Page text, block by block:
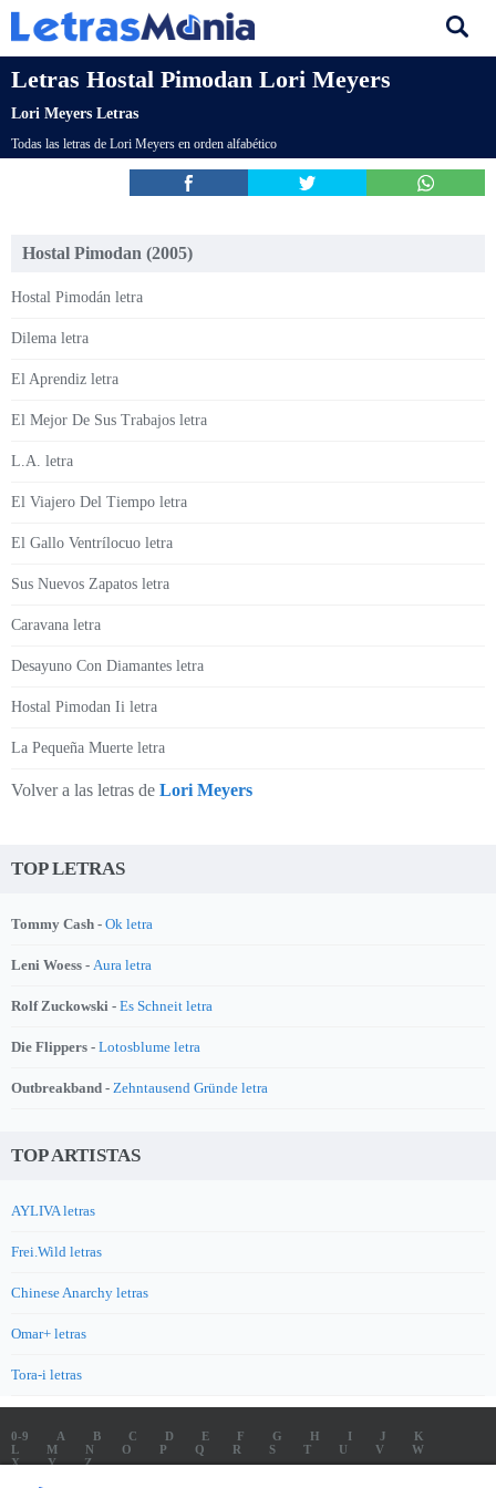
Letras Hostal Pimodan Lori Meyers
Lori Meyers Letras
Todas las letras de Lori Meyers en orden alfabético
Hostal Pimodan (2005)
Hostal Pimodán letra
Dilema letra
El Aprendiz letra
El Mejor De Sus Trabajos letra
L.A. letra
El Viajero Del Tiempo letra
El Gallo Ventrílocuo letra
Sus Nuevos Zapatos letra
Caravana letra
Desayuno Con Diamantes letra
Hostal Pimodan Ii letra
La Pequeña Muerte letra
Volver a las letras de Lori Meyers
TOP LETRAS
Tommy Cash - Ok letra
Leni Woess - Aura letra
Rolf Zuckowski - Es Schneit letra
Die Flippers - Lotosblume letra
Outbreakband - Zehntausend Gründe letra
TOP ARTISTAS
AYLIVA letras
Frei.Wild letras
Chinese Anarchy letras
Omar+ letras
Tora-i letras
0-9 A B C D E F G H I J
K
L
M N O P Q R S T U V
W
X
Y
Z